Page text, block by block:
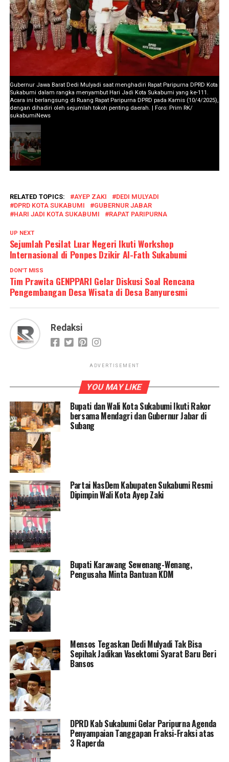
Gubernur Jawa Barat Dedi Mulyadi saat menghadiri Rapat Paripurna DPRD Kota
Sukabumi dalam rangka menyambut Hari Jadi Kota Sukabumi yang ke-111.
Acara ini berlangsung di Ruang Rapat Paripurna DPRD pada Kamis (10/4/2025),
dengan dihadiri oleh sejumlah tokoh penting daerah. | Foro: Prim RK/
sukabumiNews
RELATED TOPICS: AYEP ZAKI
DEDI MULYADI
DPRD KOTA SUKABUMI
GUBERNUR JABAR
HARI JADI KOTA SUKABUMI
RAPAT PARIPURNA
UP NEXT
Sejumlah Pesilat Luar Negeri Ikuti Workshop
Internasional di Ponpes Dzikir Al-Fath Sukabumi
DON'T MISS
Tim Prawita GENPPARI Gelar Diskusi Soal Rencana
Pengembangan Desa Wisata di Desa Banyuresmi
Redaksi
ADVERTISEMENT
YOU MAY LIKE
Bupati dan Wali Kota Sukabumi Ikuti Rakor
bersama Mendagri dan Gubernur Jabar di
Subang
Partai NasDem Kabupaten Sukabumi Resmi
Dipimpin Wali Kota Ayep Zaki
Bupati Karawang Sewenang-Wenang,
Pengusaha Minta Bantuan KDM
Mensos Tegaskan Dedi Mulyadi Tak Bisa
Sepihak Jadikan Vasektomi Syarat Baru Beri
Bansos
DPRD Kab Sukabumi Gelar Paripurna Agenda
Penyampaian Tanggapan Fraksi-Fraksi atas
3 Raperda